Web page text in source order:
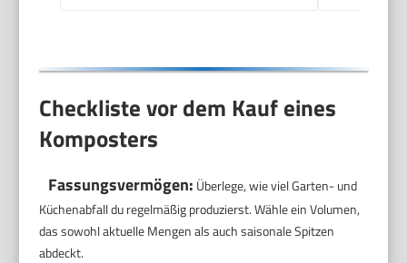
Checkliste vor dem Kauf eines
Komposters
Fassungsvermögen: Überlege, wie viel Garten- und
Küchenabfall du regelmäßig produzierst. Wähle ein Volumen,
das sowohl aktuelle Mengen als auch saisonale Spitzen
abdeckt.